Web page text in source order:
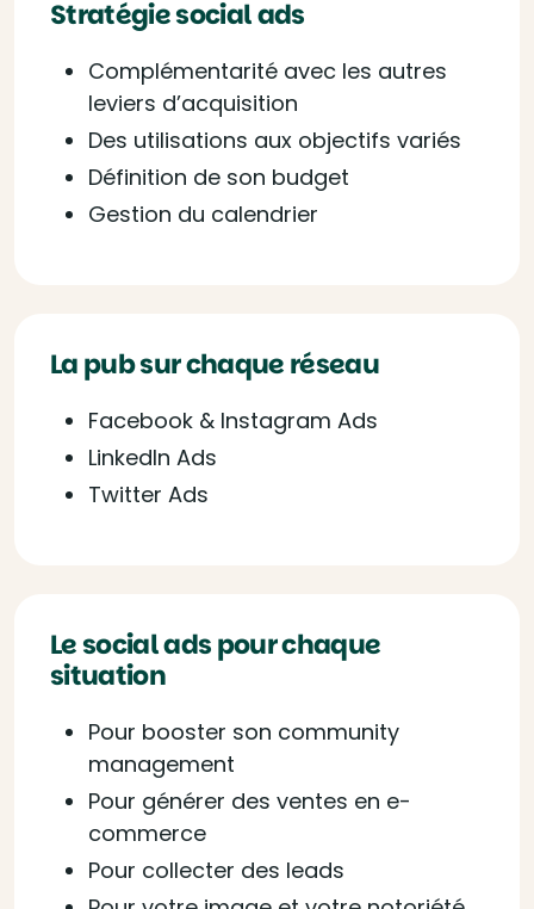
Stratégie social ads
Complémentarité avec les autres
leviers d’acquisition
Des utilisations aux objectifs variés
Définition de son budget
Gestion du calendrier
La pub sur chaque réseau
Facebook & Instagram Ads
LinkedIn Ads
Twitter Ads
Le social ads pour chaque
situation
Pour booster son community
management
Pour générer des ventes en e-
commerce
Pour collecter des leads